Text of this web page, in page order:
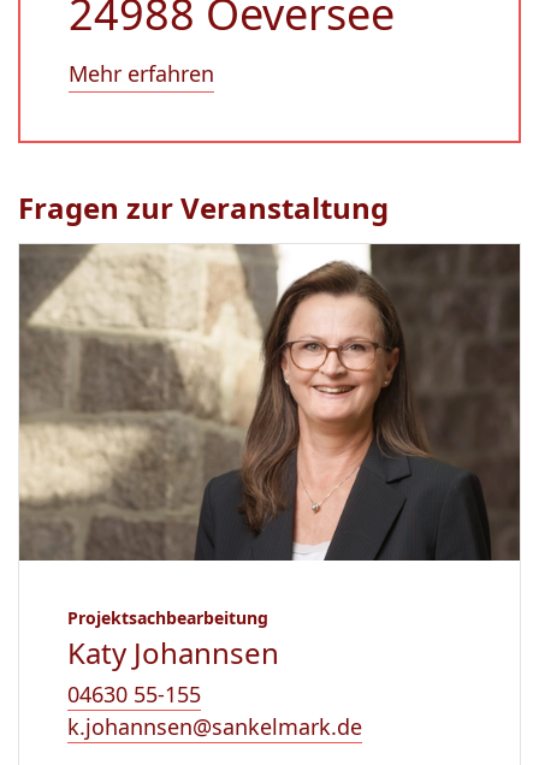
24988 Oeversee
Mehr erfahren
Fragen zur Veranstaltung
Projektsachbearbeitung
Katy Johannsen
04630 55-155
k.johannsen@sankelmark.de